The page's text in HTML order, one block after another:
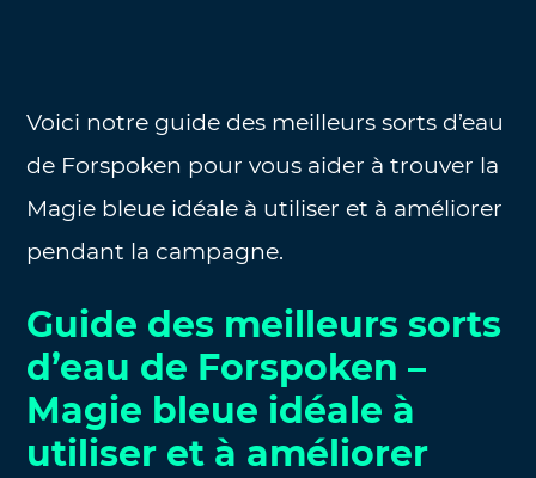
Voici notre guide des meilleurs sorts d’eau
de Forspoken pour vous aider à trouver la
Magie bleue idéale à utiliser et à améliorer
pendant la campagne.
Guide des meilleurs sorts
d’eau de Forspoken –
Magie bleue idéale à
utiliser et à améliorer